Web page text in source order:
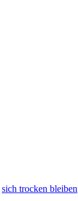
sich trocken bleiben